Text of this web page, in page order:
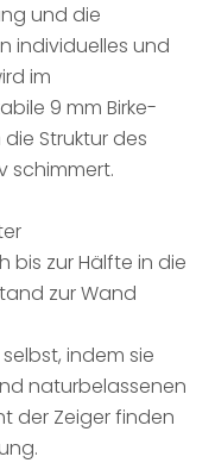
und die
individuelles und
im
9 mm Birke-
Struktur des
schimmert.
zur Hälfte in die
zur Wand
indem sie
naturbelassenen
der Zeiger finden